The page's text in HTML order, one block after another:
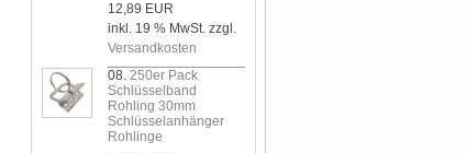
12,89 EUR
inkl. 19 % MwSt. zzgl.
Versandkosten
08. 250er Pack
Schlüsselband
Rohling 30mm
Schlüsselanhänger
Rohlinge